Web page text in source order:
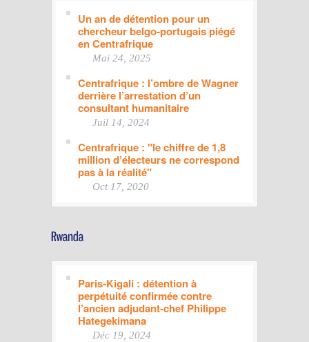
Un an de détention pour un
chercheur belgo-portugais piégé
en Centrafrique
Mai 24, 2025
Centrafrique : l’ombre de Wagner
derrière l’arrestation d’un
consultant humanitaire
Juil 14, 2024
Centrafrique : "le chiffre de 1,8
million d’électeurs ne correspond
pas à la réalité"
Oct 17, 2020
Paris-Kigali : détention à
perpétuité confirmée contre
l’ancien adjudant-chef Philippe
Hategekimana
Déc 19, 2024